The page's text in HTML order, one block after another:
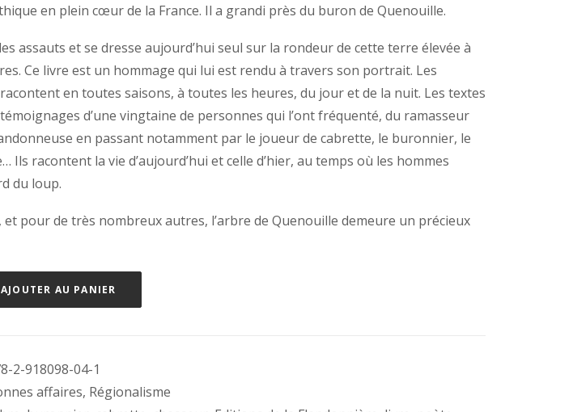
en plein cœur de la France. Il a grandi près du buron de Quenouille.
assauts et se dresse aujourd’hui seul sur la rondeur de cette terre élevée à
Ce livre est un hommage qui lui est rendu à travers son portrait. Les
en toutes saisons, à toutes les heures, du jour et de la nuit. Les textes
d’une vingtaine de personnes qui l’ont fréquenté, du ramasseur
en passant notamment par le joueur de cabrette, le buronnier, le
Ils racontent la vie d’aujourd’hui et celle d’hier, au temps où les hommes
du loup.
et pour de très nombreux autres, l’arbre de Quenouille demeure un précieux
AJOUTER AU PANIER
2-918098-04-1
affaires, Régionalisme